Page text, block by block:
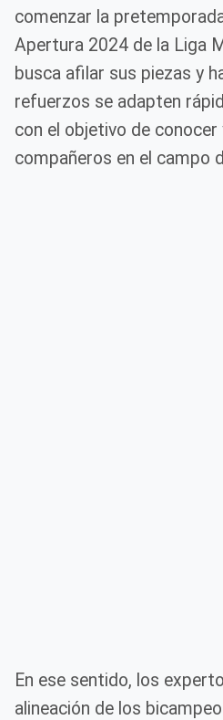
comenzar la
Apertura 2024 de la Liga
busca afilar sus piezas y
refuerzos se adapten
con el objetivo de
compañeros en el campo
En ese sentido, los
alineación de los